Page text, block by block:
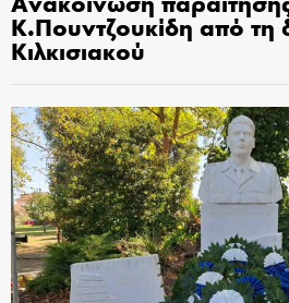
Κ.Πουντζουκίδη από τη
Κιλκισιακού